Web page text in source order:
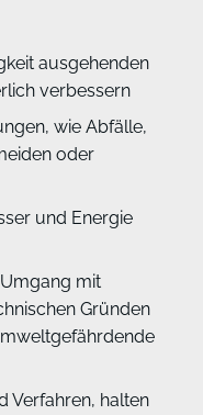
ausgehenden
verbessern
wie Abfälle,
oder
und Energie
mit
Gründen
Verfahren, halten